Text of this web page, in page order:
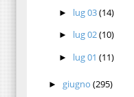
► lug 03(14)
► lug 02(10)
► lug 01(11)
► giugno (295)